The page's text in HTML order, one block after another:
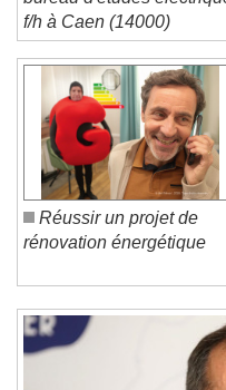
Video Player is
Play Video
Play
Skip
Unmute
Current Time0:00
/
Duration-:-
Stream TypeLIVE
Seek to live,
Remaining Time-
bureau d'études électrique
f/h à Caen (14000)
Réussir un projet de